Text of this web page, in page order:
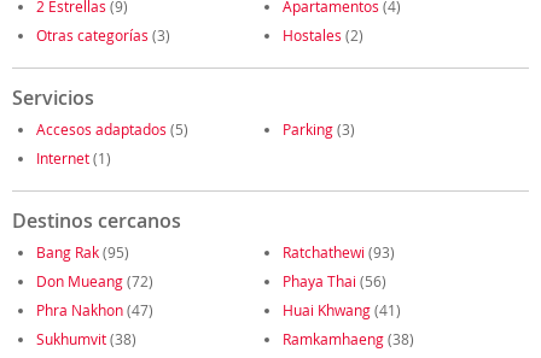
2 Estrellas (9) Apartamentos (4)
Otras categorías (3) Hostales (2)
Servicios
Accesos adaptados (5) Parking(3)
Internet(1)
Destinos cercanos
Bang Rak(95) Ratchathewi (93)
Don Mueang(72) Phaya Thai (56)
Phra Nakhon(47) Huai Khwang(41)
Sukhumvit(38) Ramkamhaeng(38)